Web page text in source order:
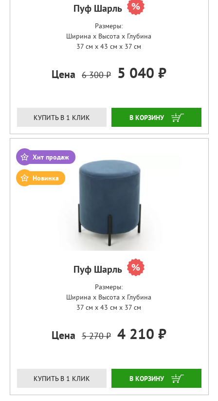
Пуф Шарль
Размеры:
Ширина x Высота x Глубина
37 см x 43 см x 37 см
Цена 6 300 ₽ 5 040 ₽
КУПИТЬ В 1 КЛИК ЗАКАЗАТЬ
Хит продаж
Новинка
Пуф Шарль
Размеры:
Ширина x Высота x Глубина
37 см x 43 см x 37 см
Цена 5 270 ₽ 4 210 ₽
КУПИТЬ В 1 КЛИК ЗАКАЗАТЬ